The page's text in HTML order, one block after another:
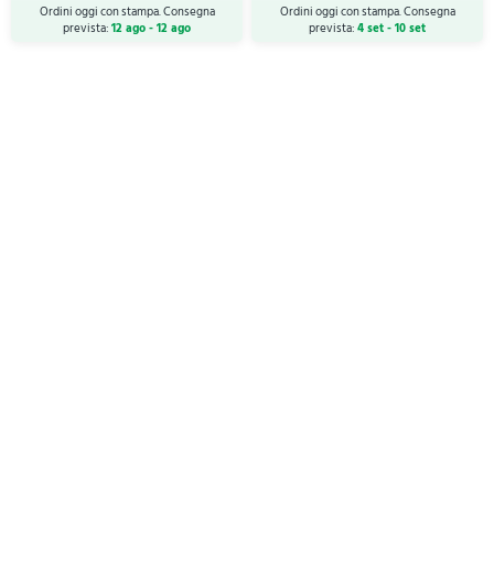
Ordini oggi con stampa. Consegna
prevista:12 ago - 12 ago
Ordini oggi con stampa. Consegna
prevista:4 set - 10 set